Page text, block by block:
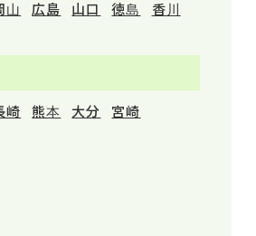
山 広島 山口 徳島
香川
崎 熊本 大分
宮崎